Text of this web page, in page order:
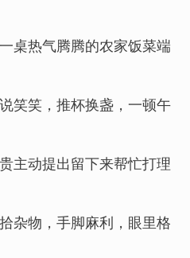
桌热气腾腾的农家饭菜端
笑笑，推杯换盏，一顿午
主动提出留下来帮忙打理
杂物，手脚麻利，眼里格